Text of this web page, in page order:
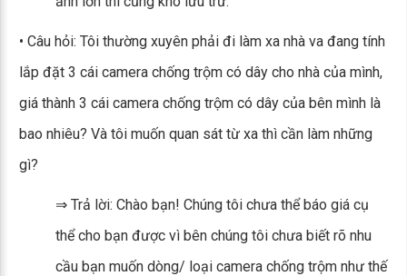
• Câu hỏi: Tôi thường xuyên phải đi làm xa nhà va đang tính
lắp đặt 3 cái camera chống trộm có dây cho nhà của mình,
giá thành 3 cái camera chống trộm có dây của bên mình là
bao nhiêu? Và tôi muốn quan sát từ xa thì cần làm những
gì?
⇒ Trả lời: Chào bạn! Chúng tôi chưa thể báo giá cụ
thể cho bạn được vì bên chúng tôi chưa biết rõ nhu
cầu bạn muốn dòng/ loại camera chống trộm như thế